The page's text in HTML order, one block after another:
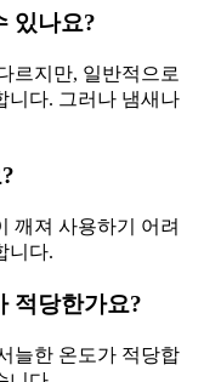
있나요?
르지만, 일반적으로
니다. 그러나 냄새나
깨져 사용하기 어려
니다.
적당한가요?
늘한 온도가 적당합